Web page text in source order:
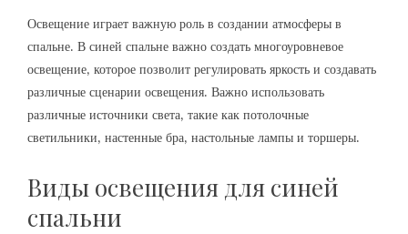
Освещение играет важную роль в создании атмосферы в
спальне. В синей спальне важно создать многоуровневое
освещение‚ которое позволит регулировать яркость и создавать
различные сценарии освещения. Важно использовать
различные источники света‚ такие как потолочные
светильники‚ настенные бра‚ настольные лампы и торшеры.
Виды освещения для синей
спальни